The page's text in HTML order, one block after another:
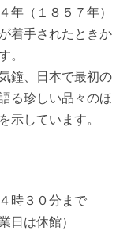
年（１８５７年）
着手されたときか
鐘、日本で最初の
る珍しい品々のほ
示しています。
時３０分まで
日は休館）